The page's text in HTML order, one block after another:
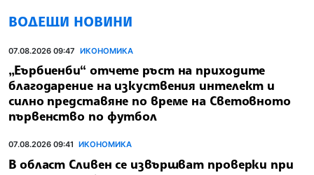
ВОДЕЩИ НОВИНИ
07.08.2026 09:47 ИКОНОМИКА
„Еърбиенби“ отчете ръст на приходите
благодарение на изкуствения интелект и
силно представяне по време на Световното
първенство по футбол
07.08.2026 09:41 ИКОНОМИКА
В област Сливен се извършват проверки при